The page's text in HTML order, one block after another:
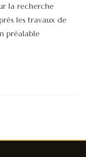
la recherche
les travaux de
préalable